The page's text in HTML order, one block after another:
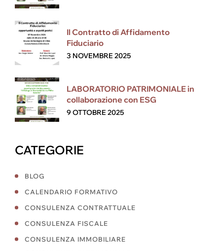
Il Contratto di Affidamento
Fiduciario
3 NOVEMBRE 2025
LABORATORIO PATRIMONIALE in
collaborazione con ESG
9 OTTOBRE 2025
CATEGORIE
BLOG
CALENDARIO FORMATIVO
CONSULENZA CONTRATTUALE
CONSULENZA FISCALE
CONSULENZA IMMOBILIARE